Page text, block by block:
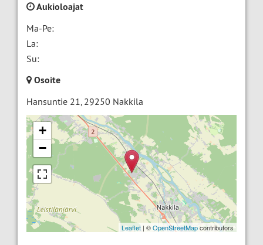
Aukioloajat
Ma-Pe:
La:
Su:
Osoite
Hansuntie 21, 29250 Nakkila
+
−
Leaflet | ©OpenStreetMapcontributors